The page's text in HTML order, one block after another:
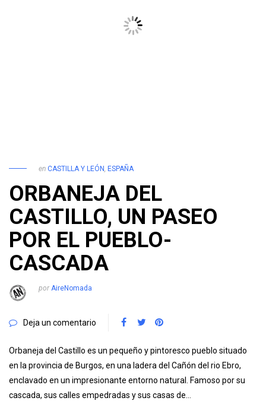
en CASTILLA Y LEÓN ESPAÑA
ORBANEJA DEL
CASTILLO, UN PASEO
POR EL PUEBLO-
CASCADA
por AireNomada
Deja un comentario
Orbaneja del Castillo es un pequeño y pintoresco pueblo situado
en la provincia de Burgos, en una ladera del Cañón del rio Ebro,
enclavado en un impresionante entorno natural. Famoso por su
cascada, sus calles empedradas y sus casas de…